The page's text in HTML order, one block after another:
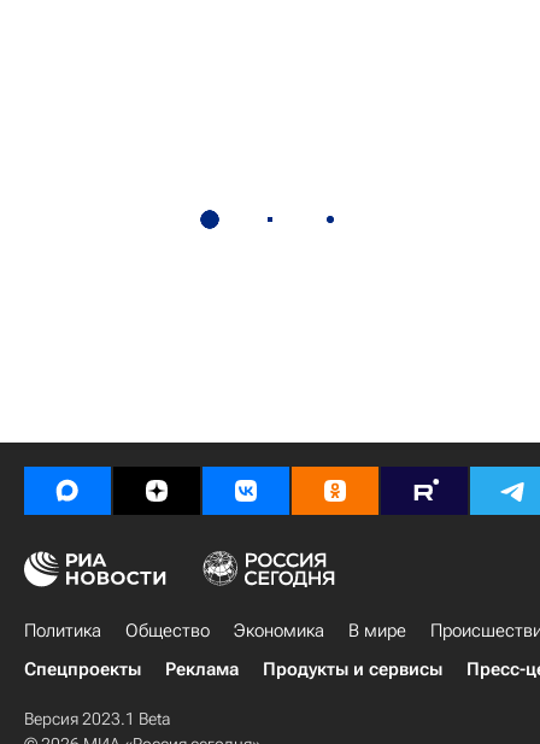
Политика Общество Экономика В мире
Спецпроекты
Реклама Продукты и сервисы Пресс-
Версия 2023.1 Beta